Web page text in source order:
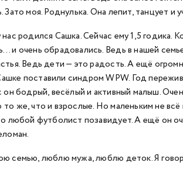
Зато моя. Роднулька. Она лепит, танцует и
родился Сашка. Сейчас ему 1,5 годика.
и очень обрадовались. Ведь в нашей
Ведь дети — это радость. А ещё
поставили синдром WPW. Год
он бодрый, весёлый и активный малыш.
же, что и взрослые. Но маленьким не
любой футболист позавидует. А ещё он
семью, люблю мужа, люблю деток. Я